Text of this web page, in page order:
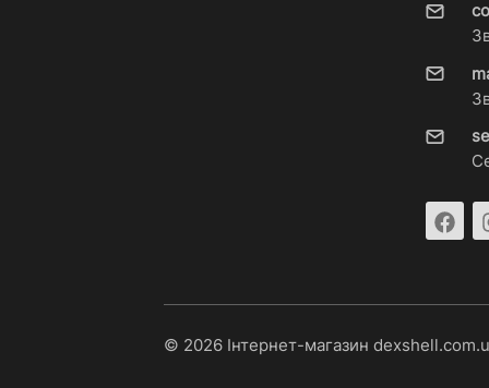
© 2026 Інтернет-магазин